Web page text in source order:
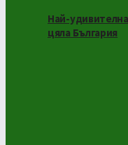
Най-
цяла България